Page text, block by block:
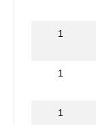
1
1
1